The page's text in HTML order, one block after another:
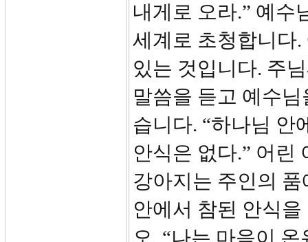
내게로 오라.” 예수
세계로 초청합니다
있는 것입니다. 주
말씀을 듣고 예수
습니다. “하나님 안
안식은 없다.” 어린
강아지는 주인의
안에서 참된 안식
오. “나는 마음이